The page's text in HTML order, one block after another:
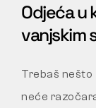
Odjeća u
vanjskim
Trebaš nešto
neće